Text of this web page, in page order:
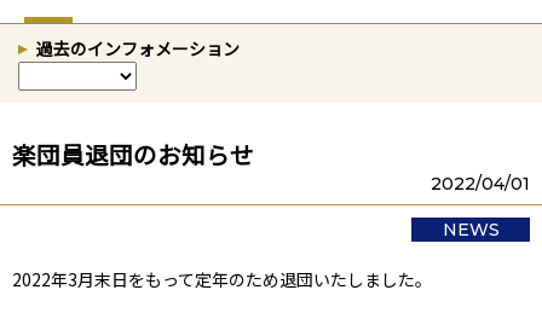
過去のインフォメーション
楽団員退団のお知らせ
2022/04/01
NEWS
2022年3月末日をもって定年のため退団いたしました。